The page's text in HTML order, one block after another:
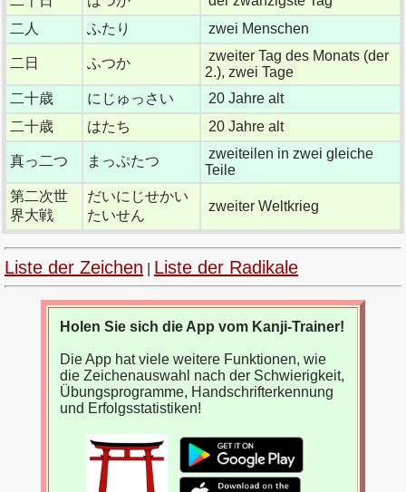
二人
ふたり zwei Menschen
二日 ふつか
zweiter Tag des Monats (der
2.), zwei Tage
二十歳
にじゅっさい
20 Jahre alt
二十歳
はたち 20 Jahre alt
真っ二つ まっぷたつ
zweiteilen in zwei gleiche
Teile
第二次世
界大戦
だいにじせかい
たいせん
zweiter Weltkrieg
Liste der Zeichen Liste der Radikale
Holen Sie sich die App vom Kanji-Trainer!
Die App hat viele weitere Funktionen, wie
die Zeichenauswahl nach der Schwierigkeit,
Übungsprogramme, Handschrifterkennung
und Erfolgsstatistiken!